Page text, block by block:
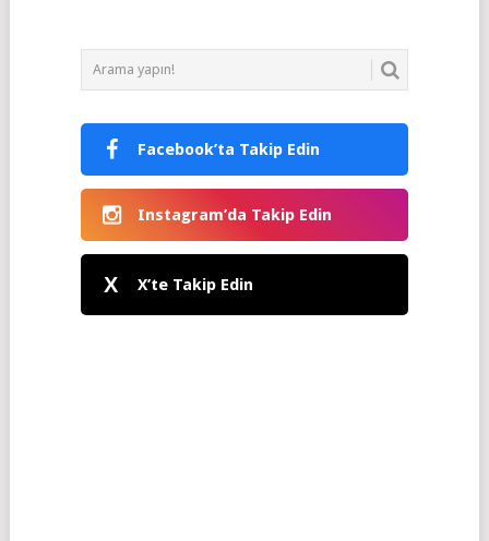
Facebook’ta Takip Edin
Instagram’da Takip Edin
X X’te Takip Edin